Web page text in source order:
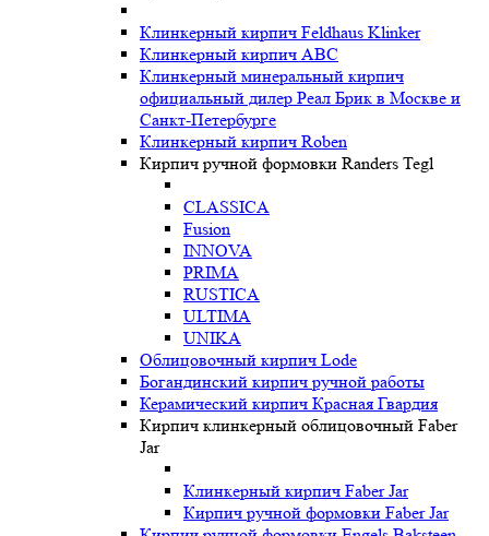
Клинкерный кирпич Feldhaus Klinker
Клинкерный кирпич ABC
Клинкерный минеральный кирпич
официальный дилер Реал Брик в Москве и
Санкт-Петербурге
Клинкерный кирпич Roben
Кирпич ручной формовки Randers Tegl
CLASSICA
Fusion
INNOVA
PRIMA
RUSTICA
ULTIMA
UNIKA
Oблицовочный кирпич Lode
Богандинский кирпич ручной работы
Керамический кирпич Красная Гвардия
Кирпич клинкерный облицовочный Faber
Jar
Клинкерный кирпич Faber Jar
Кирпич ручной формовки Faber Jar